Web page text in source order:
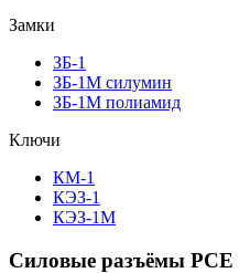
Замки
ЗБ-1
ЗБ-1М силумин
ЗБ-1М полиамид
Ключи
КМ-1
КЭЗ-1
КЭЗ-1М
Силовые разъёмы PCE